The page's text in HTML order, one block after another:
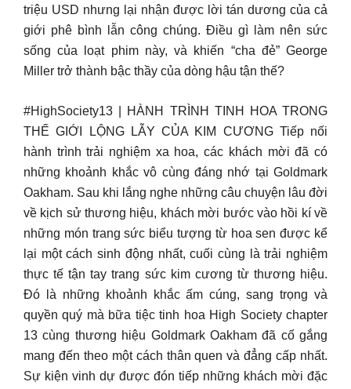
triệu USD nhưng lại nhận được lời tán dương của cả
giới phê bình lẫn công chúng. Điều gì làm nên sức
sống của loạt phim này, và khiến “cha đẻ” George
Miller trở thành bậc thầy của dòng hậu tận thế?
#HighSociety13 | HÀNH TRÌNH TINH HOA TRONG
THẾ GIỚI LỘNG LẪY CỦA KIM CƯƠNG Tiếp nối
hành trình trải nghiệm xa hoa, các khách mời đã có
những khoảnh khắc vô cùng đáng nhớ tại Goldmark
Oakham. Sau khi lắng nghe những câu chuyện lâu đời
về kịch sử thương hiệu, khách mời bước vào hồi kí về
những món trang sức biểu tượng từ hoa sen được kể
lại một cách sinh động nhất, cuối cùng là trải nghiệm
thực tế tận tay trang sức kim cương từ thương hiệu.
Đó là những khoảnh khắc ấm cúng, sang trọng và
quyền quý mà bữa tiệc tinh hoa High Society chapter
13 cùng thương hiệu Goldmark Oakham đã cố gắng
mang đến theo một cách thân quen và đẳng cấp nhất.
Sự kiện vinh dự được đón tiếp những khách mời đặc